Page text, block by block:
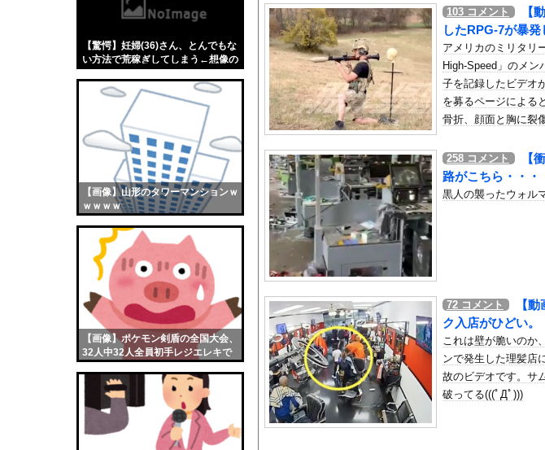
【驚愕】妊婦(36)さん、とんでもな
い方法で荒稼ぎしてしまう←想像の
【画像】山形のタワーマンションｗ
ｗｗｗｗ
【画像】ポケモン剣盾の全国大会、
32人中32人全員初手レジエレキで
【エヴァンゲリオン】ロボ道「エヴァンゲリオン弐号機（TV
【動画】両方馬鹿（笑）ミニストップでトラックと衝突したド
【悲報】米倉涼子さん、フライデーに不意討ちされてしまうｗ
海外「日本なんて行くんじゃなかった…」 日本を知ってしま
【画像】エチビデ女優さん、番組の企画でハッスルしすぎてし
ボストン・レッドソックス 64勝51敗 .557 リーグ3位 地区3位
【珍報】日向坂さん新曲タイトル、『イチャイチャ虫』ｗｗ
韓国サッカー協会、外国人審判を性接待で買収しまくっていた
【画像】おまえらくんの机がこの女の子の椅子にされてたらｗ
【画像】この女優さん、可愛すぎる
【朗報】齋藤飛鳥、前屈みで完全に見えてる動画が拡散されて
【画像】おまえらこういう地雷系の女子高生って好きじゃない
勇気を出して白人美女にチン凸したアジア人短小男
、爆笑さ
10年もの間浮気してた嫁。まさかと思い長男のDNA鑑定をする
ウクライナ侵攻以降、ロシア軍兵士のHIV感染が2000％急増…
【配信者】「金バエ」のSNS更新が1週間途絶え、様々な憶測
【画像】女の子「危機管理フォーーーーム！！！」
私「ちょっと、人の家の金庫触らないでよ！」キチママ『そこ
103 コメント
【
したRPG-7が暴発
アメリカのミリタリ
High-Speed」のメ
子を記録したビデオ
を募るページによる
骨折、顔面と胸に裂
258 コメント
【
路がこちら・・・
黒人の襲ったウォル
72 コメント
【
ク入店がひどい。
これは壁が脆いのか
ンで発生した理髪店
故のビデオです。サ
破ってる(((ﾟДﾟ)))